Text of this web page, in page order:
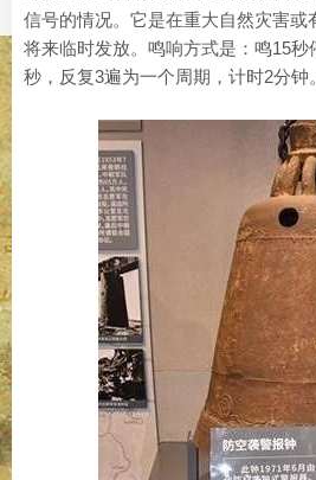
信号的情况。它是在重大自然灾害或
将来临时发放。鸣响方式是：鸣15秒
秒，反复3遍为一个周期，计时2分钟。